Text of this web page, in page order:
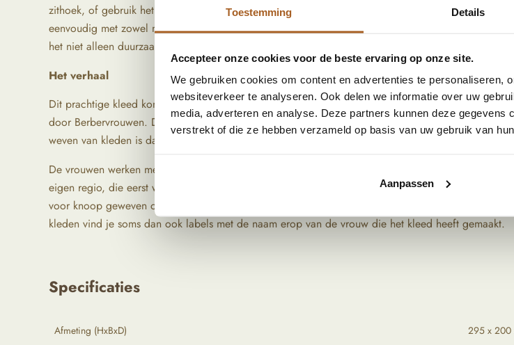
Toestemming Details
Accepteer onze cookies voor de beste ervaring op onze site.
We gebruiken cookies om content en advertenties te personaliseren,
websiteverkeer te analyseren. Ook delen we informatie over uw
media, adverteren en analyse. Deze partners kunnen deze gegevens
verstrekt of die ze hebben verzameld op basis van uw gebruik van
Aanpassen
zithoek, of gebruik het in de slaapkamer om direct meer rust en comfort te creëren. Combineer het
eenvoudig met zowel moderne meubels als je vintage vondsten. Het kleed bestaat uit 100% wol, dit
het niet alleen duurzaam maar zorgt er ook voor dat het jarenlang zijn kwaliteit behoudt.
Het verhaal
Dit prachtige kleed komt uit Marokko. De traditionele Marokkaanse kleden worden met de hand
door Berbervrouwen. De Berbers zijn inheemse volkeren uit onder andere het Atlasgebergte in
weven van kleden is daar een ambacht dat van generatie op generatie wordt doorgegeven.
De vrouwen werken meestal vanuit huis of in kleine dorpsgemeenschappen. Ze gebruiken
eigen regio, die eerst wordt gewassen, gekaard en soms natuurlijk geverfd. Vervolgens wordt het
voor knoop geweven op een verticaal weefgetouw, een proces dat weken tot soms maanden kan
kleden vind je soms dan ook labels met de naam erop van de vrouw die het kleed heeft gemaakt.
Specificaties
Afmeting (HxBxD)
295 x 200